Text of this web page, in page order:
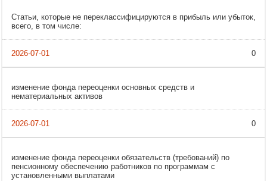
Статьи, которые не переклассифицируются в прибыль или убыток,
всего, в том числе:
0
изменение фонда переоценки основных средств и
нематериальных активов
0
изменение фонда переоценки обязательств (требований) по
пенсионному обеспечению работников по программам с
установленными выплатами